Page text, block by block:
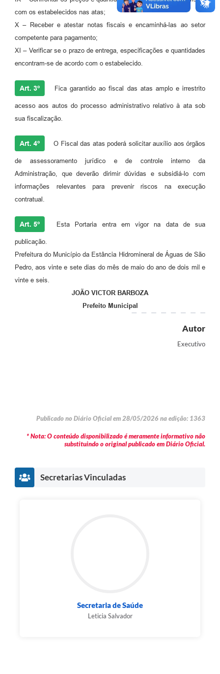
com os estabelecidos nas atas;
X – Receber e atestar notas fiscais e encaminhá-las ao setor
competente para pagamento;
XI – Verificar se o prazo de entrega, especificações e quantidades
encontram-se de acordo com o estabelecido.
Art. 3º Fica garantido ao fiscal das atas amplo e irrestrito
acesso aos autos do processo administrativo relativo à ata sob
sua fiscalização.
Art. 4º O Fiscal das atas poderá solicitar auxílio aos órgãos
de assessoramento jurídico e de controle interno da
Administração, que deverão dirimir dúvidas e subsidiá-lo com
informações relevantes para prevenir riscos na execução
contratual.
Art. 5º Esta Portaria entra em vigor na data de sua
publicação.
Prefeitura do Município da Estância Hidromineral de Águas de São
Pedro, aos vinte e sete dias do mês de maio do ano de dois mil e
vinte e seis.
JOÃO VICTOR BARBOZA
Prefeito Municipal
Autor
Executivo
Publicado no Diário Oficial em 28/05/2026 na edição: 1363
* Nota: O conteúdo disponibilizado é meramente informativo não
substituindo o original publicado em Diário Oficial.
Secretarias Vinculadas
Secretaria de Saúde
Leticia Salvador